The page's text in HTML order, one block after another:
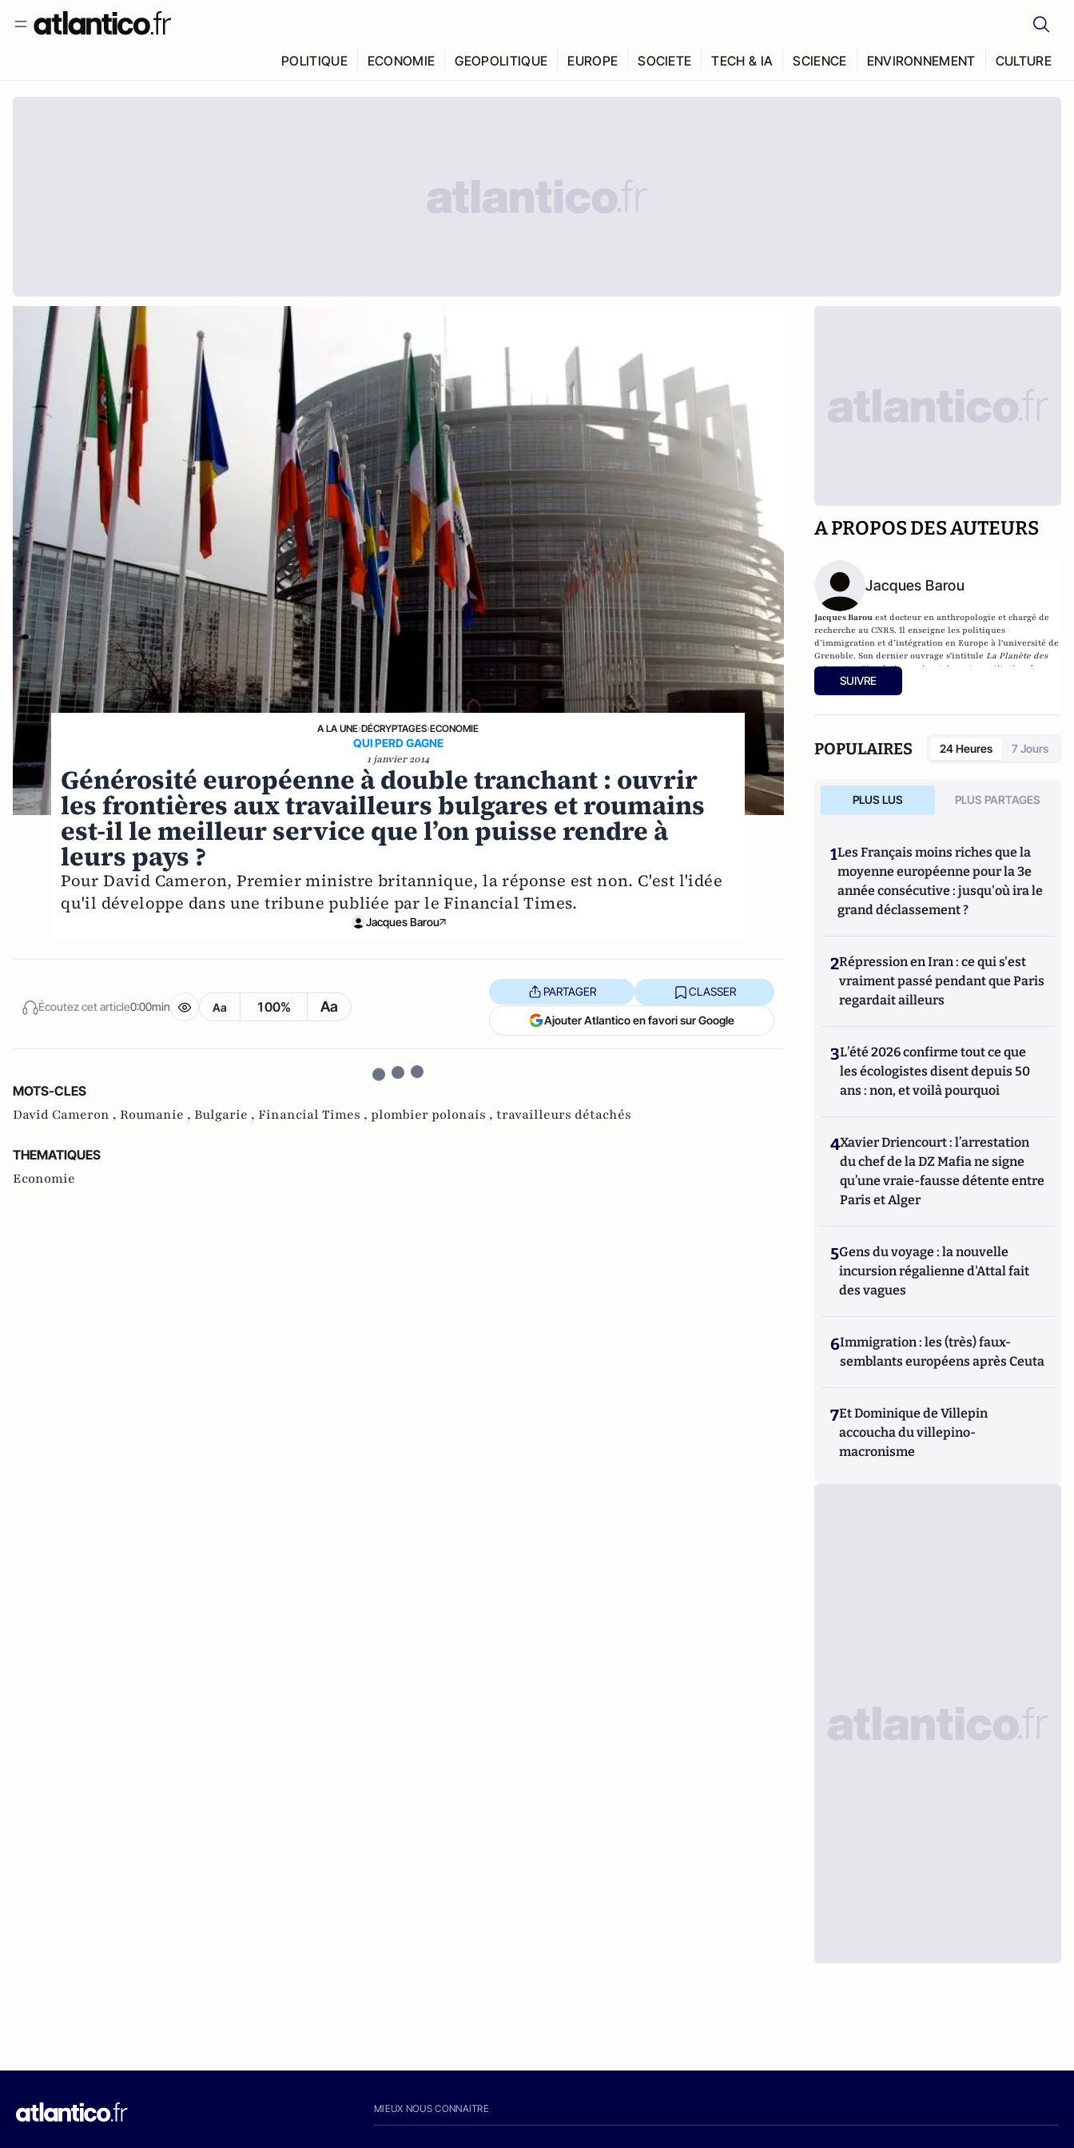
POLITIQUE ECONOMIE GEOPOLITIQUE EUROPE SOCIETE TECH & IA SCIENCE ENVIRONNEMENT CULTURE
A LA UNE›DÉCRYPTAGES›ECONOMIE
QUI PERD GAGNE
1 janvier 2014
Générosité européenne à double tranchant : ouvrir
les frontières aux travailleurs bulgares et roumains
est-il le meilleur service que l’on puisse rendre à
leurs pays ?
Pour David Cameron, Premier ministre britannique, la réponse est non. C'est l'idée
qu'il développe dans une tribune publiée par le Financial Times.
Jacques Barou
Écoutez cet article0:00min Aa 100% Aa
PARTAGER CLASSER
Ajouter Atlantico en favori sur Google
MOTS-CLES
David Cameron , Roumanie , Bulgarie , Financial Times , plombier polonais , travailleurs détachés
THEMATIQUES
Economie
A PROPOS DES AUTEURS
Jacques Barou
Jacques Barou est docteur en anthropologie et chargé de
recherche au CNRS. Il enseigne les politiques
d’immigration et d’intégration en Europe à l'université de
Grenoble. Son dernier ouvrage s'intituleLa Planète des
migrants : Circulations migratoires et constitution de
diasporas à l’aube du XXIe siècle
SUIVRE
POPULAIRES 24 Heures 7 Jours
PLUS LUS PLUS PARTAGES
1Les Français moins riches que la
moyenne européenne pour la 3e
année consécutive : jusqu'où ira le
grand déclassement ?
2Répression en Iran : ce qui s'est
vraiment passé pendant que Paris
regardait ailleurs
3L’été 2026 confirme tout ce que
les écologistes disent depuis 50
ans : non, et voilà pourquoi
4Xavier Driencourt : l’arrestation
du chef de la DZ Mafia ne signe
qu’une vraie-fausse détente entre
Paris et Alger
5Gens du voyage : la nouvelle
incursion régalienne d'Attal fait
des vagues
6Immigration : les (très) faux-
semblants européens après Ceuta
7Et Dominique de Villepin
accoucha du villepino-
macronisme
MIEUX NOUS CONNAITRE